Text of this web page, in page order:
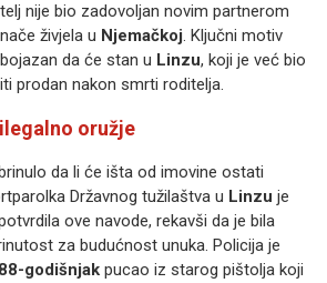
nije bio zadovoljan novim partnerom
živjela u Njemačkoj. Ključni motiv
da će stan u Linzu, koji je već bio
prodan nakon smrti roditelja.
oružje
da li će išta od imovine ostati
Državnog tužilaštva u Linzu je
ove navode, rekavši da je bila
za budućnost unuka. Policija je
88-godišnjak pucao iz starog pištolja koji